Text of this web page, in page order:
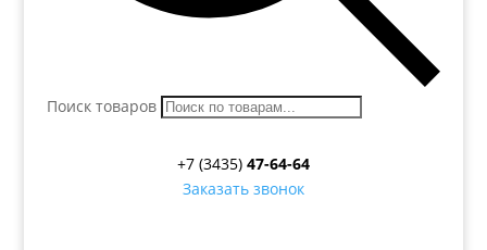
Поиск товаров
+7 (3435) 47-64-64
Заказать звонок